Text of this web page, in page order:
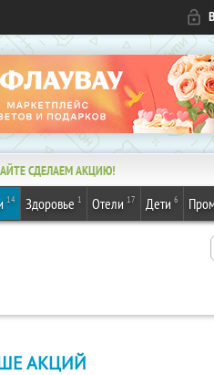
СДЕЛАЕМ АКЦИЮ!
14 Здоровье 1 Отели 17 Дети 6
АКЦИЙ